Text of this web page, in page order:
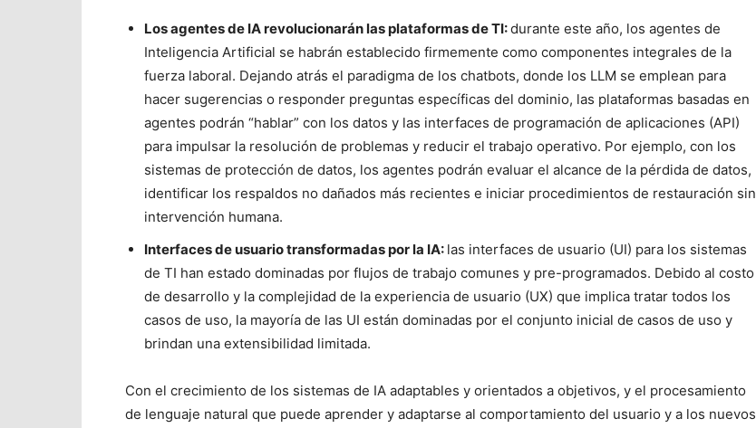
Los agentes de IA revolucionarán las plataformas de TI:durante este año, los agentes de
Inteligencia Artificial se habrán establecido firmemente como componentes integrales de la
fuerza laboral. Dejando atrás el paradigma de los chatbots, donde los LLM se emplean para
hacer sugerencias o responder preguntas específicas del dominio, las plataformas basadas en
agentes podrán “hablar” con los datos y las interfaces de programación de aplicaciones (API)
para impulsar la resolución de problemas y reducir el trabajo operativo. Por ejemplo, con los
sistemas de protección de datos, los agentes podrán evaluar el alcance de la pérdida de datos,
identificar los respaldos no dañados más recientes e iniciar procedimientos de restauración sin
intervención humana.
Interfaces de usuario transformadas por la IA: las interfaces de usuario (UI) para los sistemas
de TI han estado dominadas por flujos de trabajo comunes y pre-programados. Debido al costo
de desarrollo y la complejidad de la experiencia de usuario (UX) que implica tratar todos los
casos de uso, la mayoría de las UI están dominadas por el conjunto inicial de casos de uso y
brindan una extensibilidad limitada.
Con el crecimiento de los sistemas de IA adaptables y orientados a objetivos, y el procesamiento
de lenguaje natural que puede aprender y adaptarse al comportamiento del usuario y a los nuevos